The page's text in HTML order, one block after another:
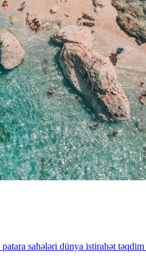
patara sahələri dünya istirahət təqdim